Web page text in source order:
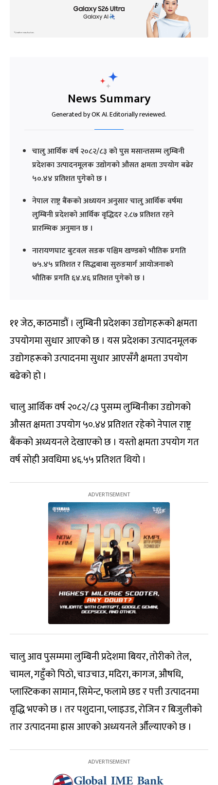
News Summary
Generated by OK AI. Editorially reviewed.
चालु आर्थिक वर्ष २०८२/८३ को पुस मसान्तसम्म लुम्बिनी
प्रदेशका उत्पादनमूलक उद्योगको औसत क्षमता उपयोग बढेर
५०.४४ प्रतिशत पुगेको छ ।
नेपाल राष्ट्र बैंकको अध्ययन अनुसार चालु आर्थिक वर्षमा
लुम्बिनी प्रदेशको आर्थिक वृद्धिदर २.८७ प्रतिशत रहने
प्रारम्भिक अनुमान छ ।
नारायणघाट बुटवल सडक पश्चिम खण्डको भौतिक प्रगति
७५.४५ प्रतिशत र सिद्धबाबा सुरुङमार्ग आयोजनाको
भौतिक प्रगति ६४.४६ प्रतिशत पुगेको छ ।
११ जेठ, काठमाडौं । लुम्बिनी प्रदेशका उद्योगहरूको क्षमता
उपयोगमा सुधार आएको छ । यस प्रदेशका उत्पादनमूलक
उद्योगहरूको उत्पादनमा सुधार आएसँगै क्षमता उपयोग
बढेको हो ।
चालु आर्थिक वर्ष २०८२/८३ पुसम्म लुम्बिनीका उद्योगको
औसत क्षमता उपयोग ५०.४४ प्रतिशत रहेको नेपाल राष्ट्र
बैंकको अध्ययनले देखाएको छ । यस्तो क्षमता उपयोग गत
वर्ष सोही अवधिमा ४६.५५ प्रतिशत थियो ।
चालु आव पुसम्ममा लुम्बिनी प्रदेशमा बियर, तोरीको तेल,
चामल, गहुँको पिठो, चाउचाउ, मदिरा, कागज, औषधि,
प्लास्टिकका सामान, सिमेन्ट, फलामे छड र पत्ती उत्पादनमा
वृद्धि भएको छ । तर पशुदाना, प्लाइउड, रोजिन र बिजुलीको
तार उत्पादनमा ह्रास आएको अध्ययनले औँल्याएको छ ।